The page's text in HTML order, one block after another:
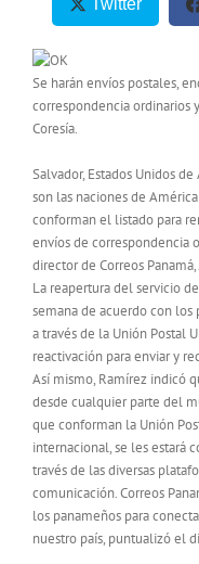
Se harán envíos postales,
correspondencia ordinarios
Coresía.
Salvador, Estados Unidos
son las naciones de
conforman el listado para
envíos de correspondencia
director de Correos
La reapertura del servicio
semana de acuerdo con
a través de la Unión Postal
reactivación para enviar y
Así mismo, Ramírez indicó
desde cualquier parte del
que conforman la Unión
internacional, se les estará
través de las diversas
comunicación. Correos
los panameños para
nuestro país, puntualizó el